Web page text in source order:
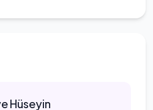
Hüseyin